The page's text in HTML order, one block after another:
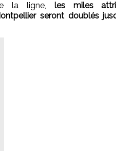
la ligne, les miles
seront doublés